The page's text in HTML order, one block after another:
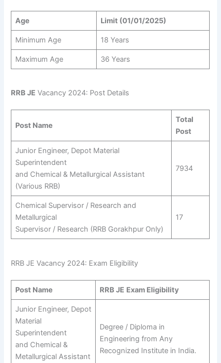
Age Limit (01/01/2025)
Minimum Age 18 Years
Maximum Age 36 Years
RRB JE Vacancy 2024: Post Details
Post Name
Total
Post
Junior Engineer, Depot Material
Superintendent
and Chemical & Metallurgical Assistant
(Various RRB)
7934
Chemical Supervisor / Research and
Metallurgical
Supervisor / Research (RRB Gorakhpur Only)
17
RRB JE Vacancy 2024: Exam Eligibility
Post Name RRB JE Exam Eligibility
Junior Engineer, Depot
Material
Superintendent
and Chemical &
Metallurgical Assistant
Degree / Diploma in
Engineering from Any
Recognized Institute in India.